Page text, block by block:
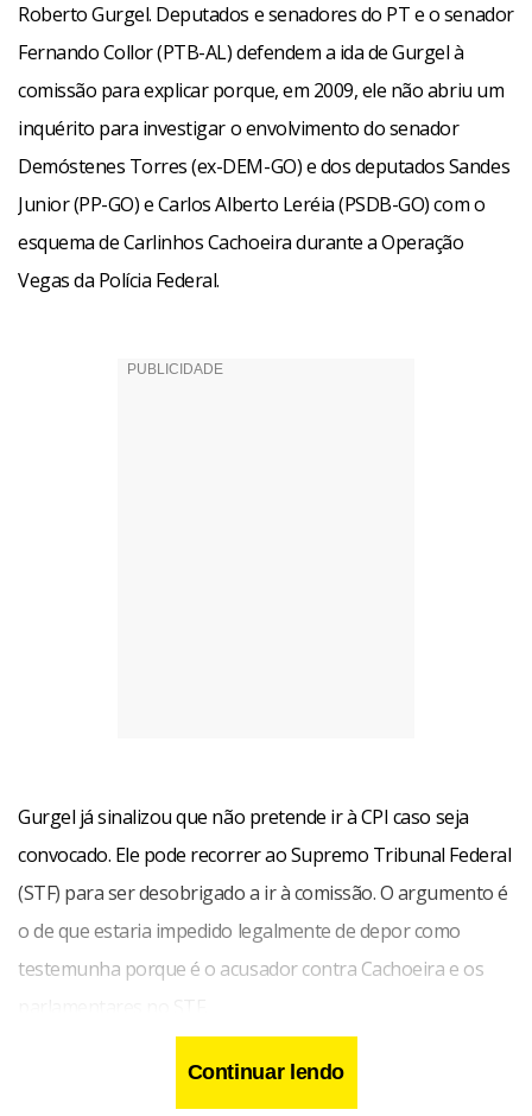
Roberto Gurgel. Deputados e senadores do PT e o senador
Fernando Collor (PTB-AL) defendem a ida de Gurgel à
comissão para explicar porque, em 2009, ele não abriu um
inquérito para investigar o envolvimento do senador
Demóstenes Torres (ex-DEM-GO) e dos deputados Sandes
Junior (PP-GO) e Carlos Alberto Leréia (PSDB-GO) com o
esquema de Carlinhos Cachoeira durante a Operação
Vegas da Polícia Federal.
Gurgel já sinalizou que não pretende ir à CPI caso seja
convocado. Ele pode recorrer ao Supremo Tribunal Federal
(STF) para ser desobrigado a ir à comissão. O argumento é
o de que estaria impedido legalmente de depor como
testemunha porque é o acusador contra Cachoeira e os
Em outra frente de pressão a Gurgel, o senador Sérgio
Continuar lendo